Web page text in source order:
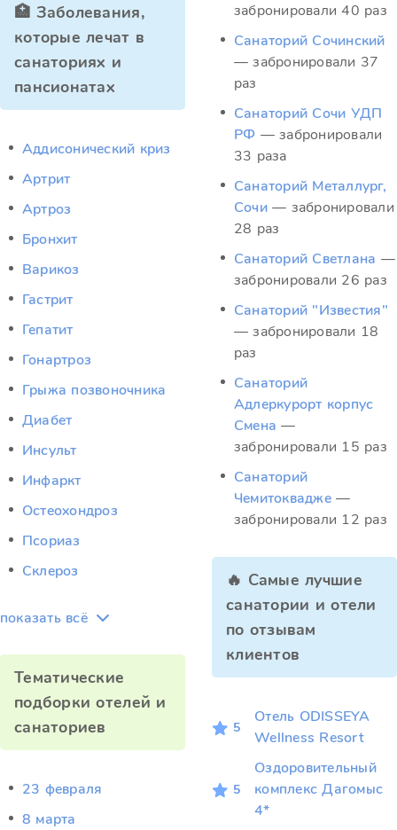
🏥 Заболевания,
которые лечат в
санаториях и
пансионатах
Аддисонический криз
Артрит
Артроз
Бронхит
Варикоз
Гастрит
Гепатит
Гонартроз
Грыжа позвоночника
Диабет
Инсульт
Инфаркт
Остеохондроз
Псориаз
Склероз
показать всё
Тематические
подборки отелей и
санаториев
23 февраля
8 марта
забронировали 40 раз
Санаторий Сочинский
— забронировали 37
раз
Санаторий Сочи УДП
РФ — забронировали
33 раза
Санаторий Металлург,
Сочи — забронировали
28 раз
Санаторий Светлана —
забронировали 26 раз
Санаторий "Известия"
— забронировали 18
раз
Санаторий
Адлеркурорт корпус
Смена —
забронировали 15 раз
Санаторий
Чемитоквадже —
забронировали 12 раз
🔥 Самые лучшие
санатории и отели
по отзывам
клиентов
5
Отель ODISSEYA
Wellness Resort
5
Оздоровительный
комплекс Дагомыс
4*